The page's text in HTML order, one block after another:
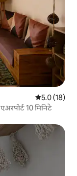
5 पैकी 5.0
5.0 (18)
10 मिनिटे